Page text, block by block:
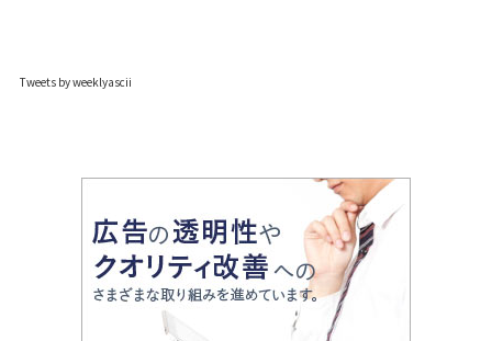
Tweets by weeklyascii